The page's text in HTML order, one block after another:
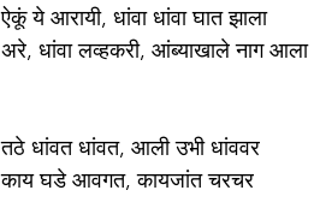
ऐकूं ये आरायी, धांवा धांवा घात झाला
अरे, धांवा लव्हकरी, आंब्याखाले नाग आला
तठे धांवत धांवत, आली उभी धांववर
काय घडे आवगत, कायजांत चरचर